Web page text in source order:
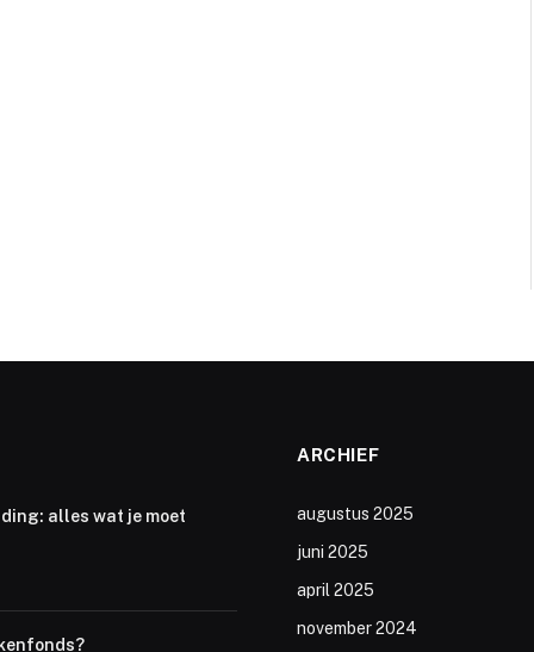
alles wat je moet
ARCHIEF
augustus 2025
juni 2025
april 2025
november 2024